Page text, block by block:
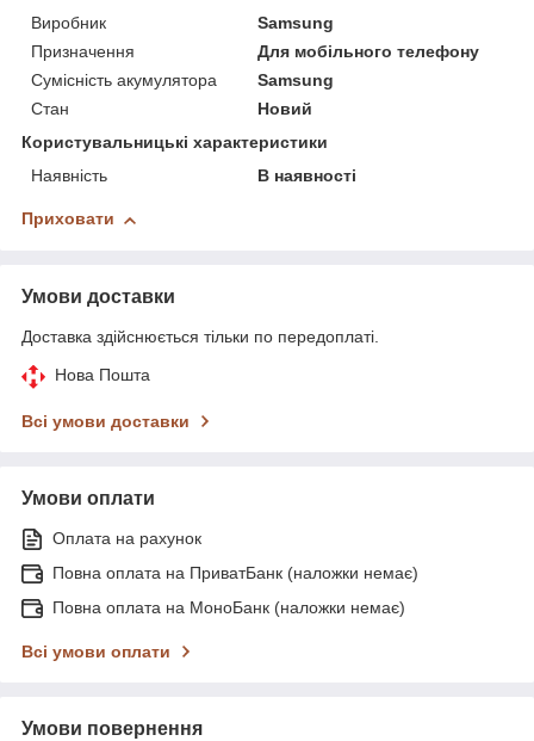
Виробник
Samsung
Призначення
Для мобільного телефону
Сумісність акумулятора
Samsung
Стан
Новий
Користувальницькі характеристики
Наявність
В наявності
Приховати
Умови доставки
Доставка здійснюється тільки по передоплаті.
Нова Пошта
Всі умови доставки
Умови оплати
Оплата на рахунок
Повна оплата на ПриватБанк (наложки немає)
Повна оплата на МоноБанк (наложки немає)
Всі умови оплати
Умови повернення